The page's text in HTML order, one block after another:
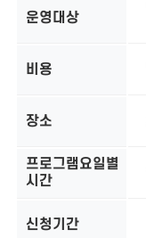
운영대상
비용
장소
프로그램요일별
시간
신청기간